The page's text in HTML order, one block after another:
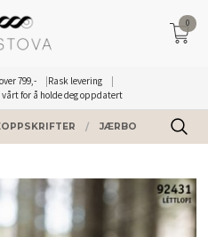
799,-
Rask levering
for å holde deg oppdatert
0
JÆRBO